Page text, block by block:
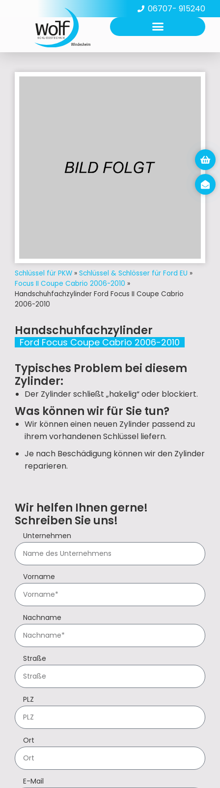
06707- 915240
Schlüssel für PKW » Schlüssel & Schlösser für Ford EU »
Focus II Coupe Cabrio 2006-2010 »
Handschuhfachzylinder Ford Focus II Coupe Cabrio
2006-2010
Handschuhfachzylinder
Ford Focus Coupe Cabrio 2006-2010
Typisches Problem bei diesem
Zylinder:
Der Zylinder schließt „hakelig“ oder blockiert.
Was können wir für Sie tun?
Wir können einen neuen Zylinder passend zu
ihrem vorhandenen Schlüssel liefern.
Je nach Beschädigung können wir den Zylinder
reparieren.
Wir helfen Ihnen gerne!
Schreiben Sie uns!
Unternehmen
Vorname
Nachname
Straße
PLZ
Ort
E-Mail